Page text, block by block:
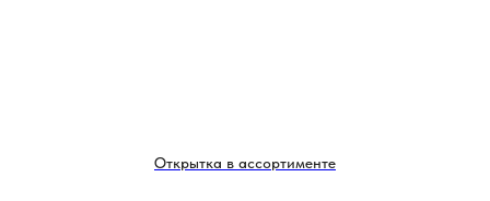
Открытка в ассортименте